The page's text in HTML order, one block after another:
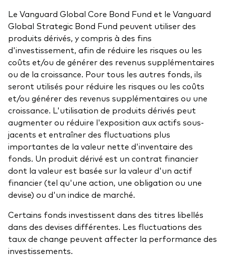
Le Vanguard Global Core Bond Fund et le Vanguard
Global Strategic Bond Fund peuvent utiliser des
produits dérivés, y compris à des fins
d'investissement, afin de réduire les risques ou les
coûts et/ou de générer des revenus supplémentaires
ou de la croissance. Pour tous les autres fonds, ils
seront utilisés pour réduire les risques ou les coûts
et/ou générer des revenus supplémentaires ou une
croissance. L'utilisation de produits dérivés peut
augmenter ou réduire l'exposition aux actifs sous-
jacents et entraîner des fluctuations plus
importantes de la valeur nette d'inventaire des
fonds. Un produit dérivé est un contrat financier
dont la valeur est basée sur la valeur d'un actif
financier (tel qu'une action, une obligation ou une
devise) ou d'un indice de marché.
Certains fonds investissent dans des titres libellés
dans des devises différentes. Les fluctuations des
taux de change peuvent affecter la performance des
investissements.